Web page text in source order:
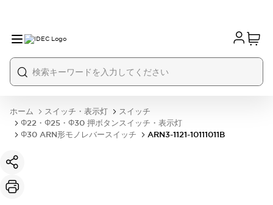
ホーム スイッチ・表示灯
スイッチ
Φ22・Φ25・Φ30 押ボタンスイッチ・表示灯
Φ30 ARN形モノレバースイッチ
ARN3-1121-10111011B